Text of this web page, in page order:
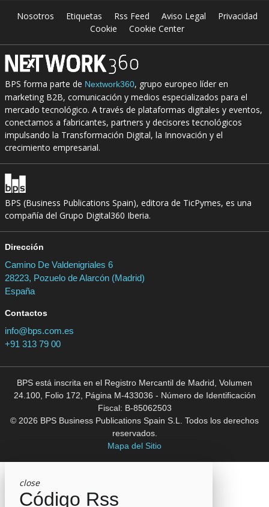
Nosotros Etiquetas Rss Feed Aviso Legal
Privacidad
Cookie
Cookie Center
BPS forma parte de Nextwork360, grupo europeo líder en
marketing B2B, comunicación y medios especializados para el
mercado tecnológico. A través de plataformas digitales y eventos,
conectamos a fabricantes, partners y decisores tecnológicos
impulsando la Transformación Digital, la Innovación y el
crecimiento empresarial.
BPS (Business Publications Spain), editora de TicPymes, es una
compañía del Grupo Digital360 Iberia.
Dirección
Camino De Valdenigriales 6
28223, Pozuelo de Alarcón (Madrid)
España
Contactos
info@bps.com.es
+91 313 79 00
BPS está inscrita en el Registro Mercantil de Madrid, Volumen
24.100, Folio 172, Página M-433036 - Número de Identificación
Fiscal: B-85062503
© 2026 BPS Business Publications Spain S.L. Todos los derechos
reservados.
Mapa del Sitio
close
Código Rss